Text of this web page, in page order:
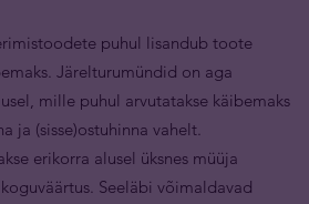
puhul lisandub toote
Järelturumündid on aga
mille puhul arvutatakse käibemaks
ja (sisse)ostuhinna vahelt.
erikorra alusel üksnes müüja
Seeläbi võimaldavad